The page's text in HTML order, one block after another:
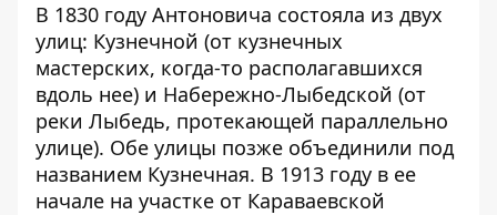
В 1830 году Антоновича состояла из двух
улиц: Кузнечной (от кузнечных
мастерских, когда-то располагавшихся
вдоль нее) и Набережно-Лыбедской (от
реки Лыбедь, протекающей параллельно
улице). Обе улицы позже объединили под
названием Кузнечная. В 1913 году в ее
начале на участке от Караваевской